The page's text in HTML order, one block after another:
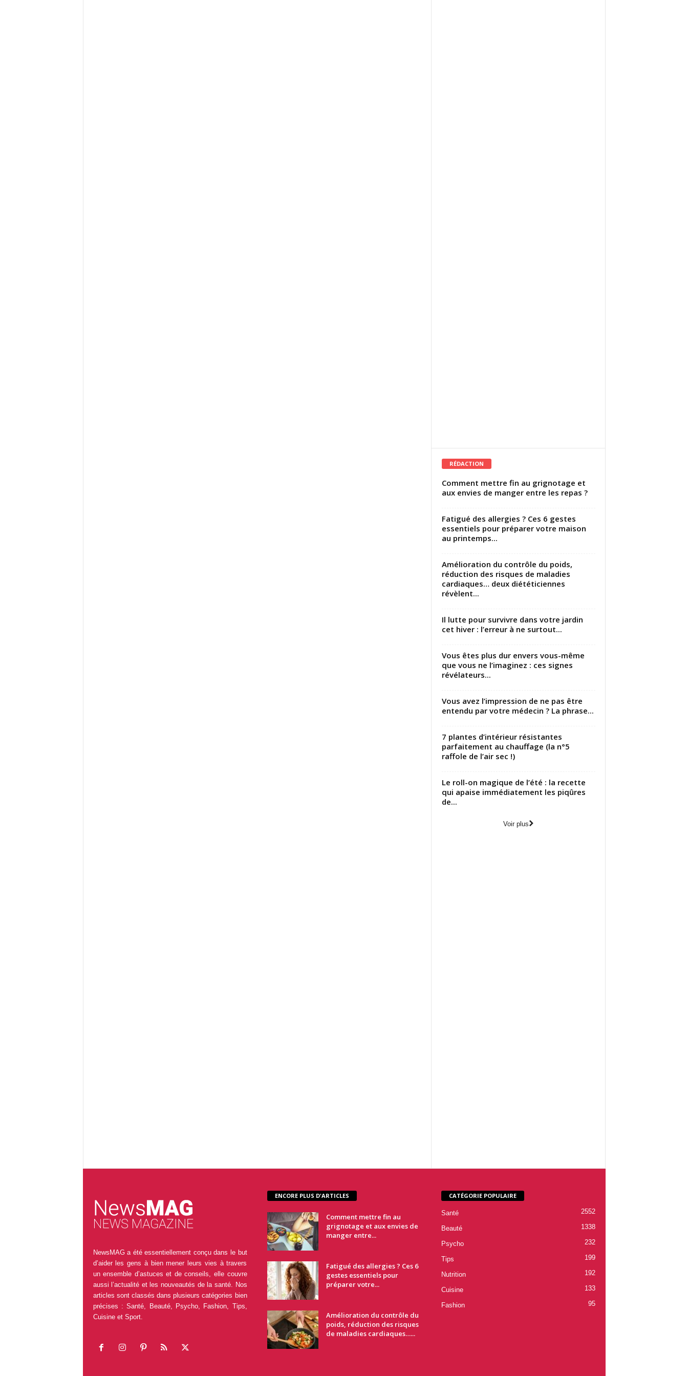
RÉDACTION
Comment mettre fin au grignotage et
aux envies de manger entre les repas ?
Fatigué des allergies ? Ces 6 gestes
essentiels pour préparer votre maison
au printemps...
Amélioration du contrôle du poids,
réduction des risques de maladies
cardiaques… deux diététiciennes
révèlent...
Il lutte pour survivre dans votre jardin
cet hiver : l’erreur à ne surtout...
Vous êtes plus dur envers vous-même
que vous ne l’imaginez : ces signes
révélateurs...
Vous avez l’impression de ne pas être
entendu par votre médecin ? La phrase...
7 plantes d’intérieur résistantes
parfaitement au chauffage (la n°5
raffole de l’air sec !)
Le roll-on magique de l’été : la recette
qui apaise immédiatement les piqûres
de...
Voir plus
NewsMAG a été essentiellement conçu dans le but
d’aider les gens à bien mener leurs vies à travers
un ensemble d’astuces et de conseils, elle couvre
aussi l’actualité et les nouveautés de la santé. Nos
articles sont classés dans plusieurs catégories bien
précises : Santé, Beauté, Psycho, Fashion, Tips,
Cuisine et Sport.
ENCORE PLUS D'ARTICLES
Comment mettre fin au
grignotage et aux envies de
manger entre...
Fatigué des allergies ? Ces 6
gestes essentiels pour
préparer votre...
Amélioration du contrôle du
poids, réduction des risques
de maladies cardiaques…...
CATÉGORIE POPULAIRE
Santé 2552
Beauté 1338
Psycho 232
Tips 199
Nutrition 192
Cuisine 133
Fashion 95